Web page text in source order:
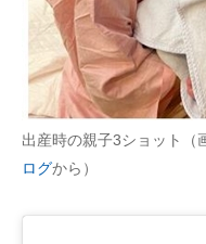
出産時の親子3ショット（
ログから）